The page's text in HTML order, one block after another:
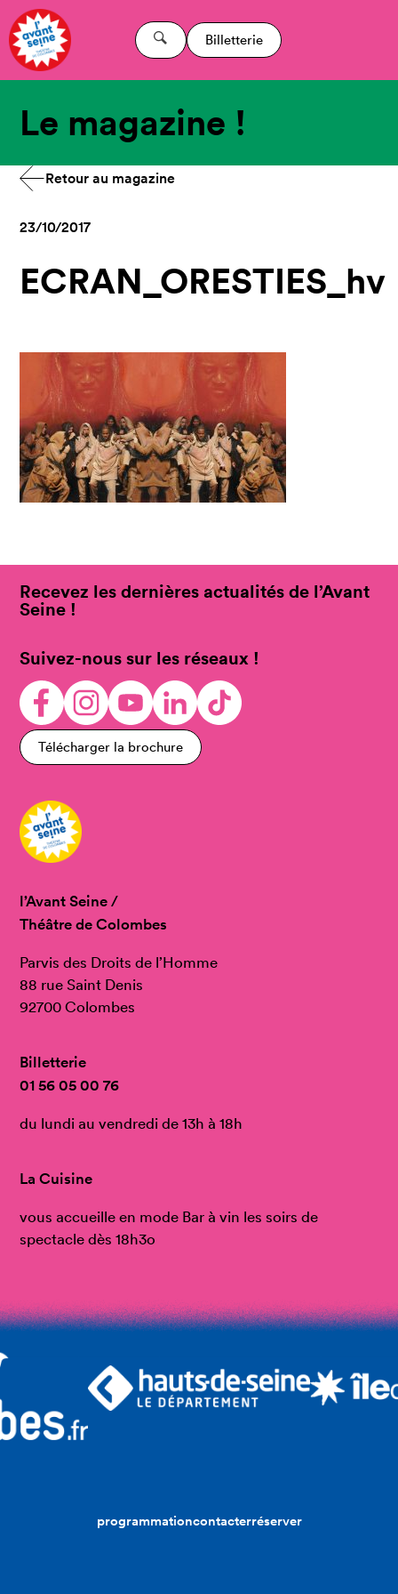
Billetterie
Le magazine !
Retour au magazine
23/10/2017
ECRAN_ORESTIES_hv
Recevez les dernières actualités de l’Avant
Seine !
Suivez-nous sur les réseaux !
Télécharger la brochure
l’Avant Seine /
Théâtre de Colombes
Parvis des Droits de l’Homme
88 rue Saint Denis
92700 Colombes
Billetterie
01 56 05 00 76
du lundi au vendredi de 13h à 18h
La Cuisine
vous accueille en mode Bar à vin les soirs de
spectacle dès 18h3o
programmationcontacterréserver